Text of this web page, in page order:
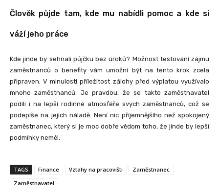
Člověk půjde tam, kde mu nabídli pomoc a kde si
váží jeho práce
Kde jinde by sehnali půjčku bez úroků? Možnost testování zájmu
zaměstnanců o benefity vám umožní být na tento krok zcela
připraven. V minulosti příležitost zálohy před výplatou využívalo
mnoho zaměstnanců. Je pravdou, že se takto zaměstnavatel
podílí i na lepší rodinné atmosféře svých zaměstnanců, což se
podepíše na jejich náladě. Není nic příjemnějšího než spokojený
zaměstnanec, který si je moc dobře vědom toho, že jinde by lepší
podmínky neměl.
TAGS Finance Vztahy na pracovišti
Zaměstnanec
Zaměstnavatel